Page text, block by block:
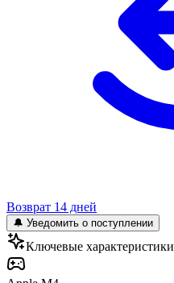
Возврат 14 дней
🔔 Уведомить о поступлении
Ключевые характеристики